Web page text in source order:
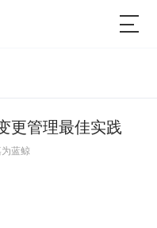
更管理最佳实践
蓝鲸